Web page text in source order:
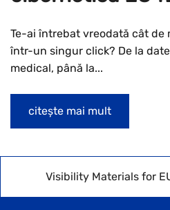
Te-ai întrebat vreodată cât
într-un singur click? De la
medical, până la...
citește mai mult
Visibility Materials for